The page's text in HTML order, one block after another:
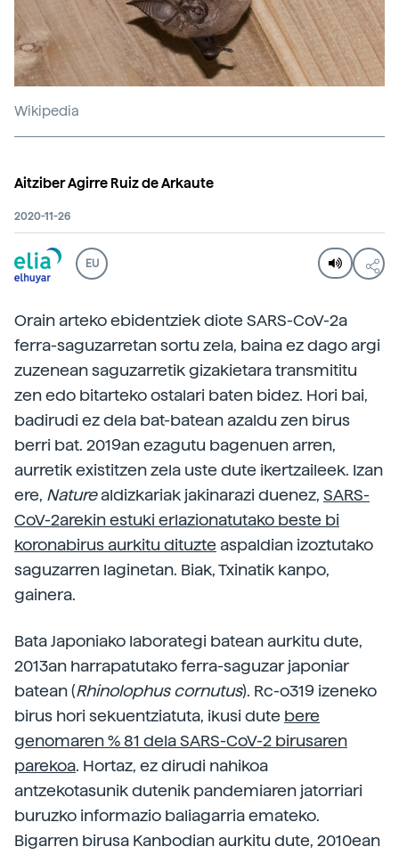
Wikipedia
Aitziber Agirre Ruiz de Arkaute
2020-11-26
EU
Orain arteko ebidentziek diote SARS-CoV-2a
ferra-saguzarretan sortu zela, baina ez dago argi
zuzenean saguzarretik gizakietara transmititu
zen edo bitarteko ostalari baten bidez. Hori bai,
badirudi ez dela bat-batean azaldu zen birus
berri bat. 2019an ezagutu bagenuen arren,
aurretik existitzen zela uste dute ikertzaileek. Izan
ere, Naturealdizkariak jakinarazi duenez, SARS-
CoV-2arekin estuki erlazionatutako beste bi
koronabirus aurkitu dituzte aspaldian izoztutako
saguzarren laginetan. Biak, Txinatik kanpo,
gainera.
Bata Japoniako laborategi batean aurkitu dute,
2013an harrapatutako ferra-saguzar japoniar
batean (Rhinolophus cornutus). Rc-o319 izeneko
birus hori sekuentziatuta, ikusi dute bere
genomaren % 81 dela SARS-CoV-2 birusaren
parekoa. Hortaz, ez dirudi nahikoa
antzekotasunik dutenik pandemiaren jatorriari
buruzko informazio baliagarria emateko.
Bigarren birusa Kanbodian aurkitu dute, 2010ean